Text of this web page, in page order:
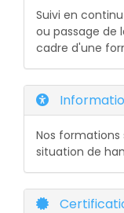
Suivi en
ou passage de
cadre d'une
Nos formations
situation de